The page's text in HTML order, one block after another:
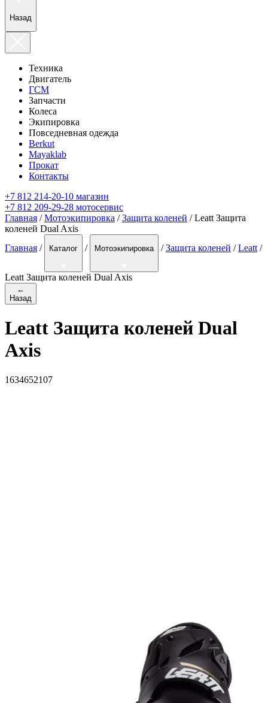
Назад
Техника
Двигатель
ГСМ
Запчасти
Колеса
Экипировка
Повседневная одежда
Berkut
Mayaklab
Прокат
Контакты
+7 812 214-20-10 магазин
+7 812 209-29-28 мотосервис
Главная /Мотоэкипировка /Защита коленей / Leatt Защита
коленей Dual Axis
Главная / Каталог / Мотоэкипировка / Защита коленей / Leatt /
Leatt Защита коленей Dual Axis
←
Назад
Leatt Защита коленей Dual
Axis
1634652107